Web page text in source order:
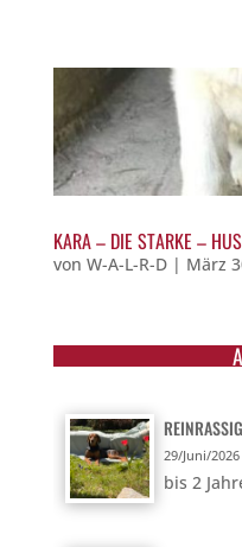
KARA – DIE STARKE –
von W-A-L-R-D| März
29/Juni/2026
bis 2